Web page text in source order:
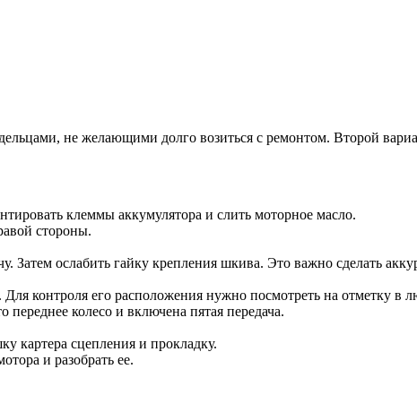
не желающими долго возиться с ремонтом. Второй
клеммы аккумулятора и слить моторное масло.
стороны.
Затем ослабить гайку крепления шкива. Это важно сделать
контроля его расположения нужно посмотреть на отметку в
колесо и включена пятая передача.
сцепления и прокладку.
и разобрать ее.